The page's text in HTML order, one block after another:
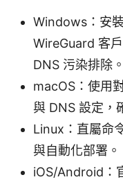
Windows：安
WireGuard 客
DNS 污染排除。
macOS：使用
與 DNS 設定，
Linux：直屬命
與自動化部署。
iOS/Android：